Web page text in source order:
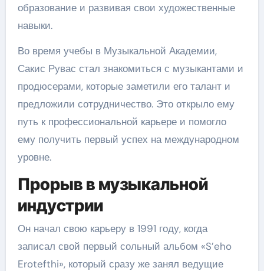
образование и развивая свои художественные
навыки.
Во время учебы в Музыкальной Академии,
Сакис Рувас стал знакомиться с музыкантами и
продюсерами, которые заметили его талант и
предложили сотрудничество. Это открыло ему
путь к профессиональной карьере и помогло
ему получить первый успех на международном
уровне.
Прорыв в музыкальной
индустрии
Он начал свою карьеру в 1991 году, когда
записал свой первый сольный альбом «S’eho
Erotefthi», который сразу же занял ведущие